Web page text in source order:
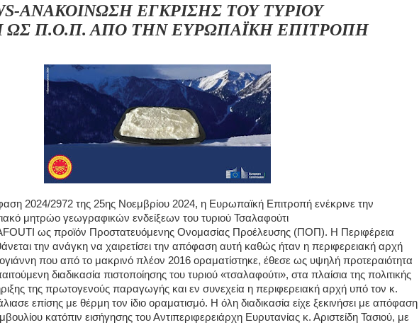
ΑΝΑΚΟΙΝΩΣΗ ΕΓΚΡΙΣΗΣ ΤΟΥ ΤΥΡΙΟΥ
ΩΣ Π.Ο.Π. ΑΠΟ ΤΗΝ ΕΥΡΩΠΑΪΚΗ ΕΠΙΤΡΟΠΗ
2024/2972 της 25ης Νοεμβρίου 2024, η Ευρωπαϊκή Επιτροπή ενέκρινε την
μητρώο γεωγραφικών ενδείξεων του τυριού Τσαλαφούτι
ως προϊόν Προστατευόμενης Ονομασίας Προέλευσης (ΠΟΠ). Η Περιφέρεια
την ανάγκη να χαιρετίσει την απόφαση αυτή καθώς ήταν η περιφερειακή αρχή
που από το μακρινό πλέον 2016 οραματίστηκε, έθεσε ως υψηλή προτεραιότητα
διαδικασία πιστοποίησης του τυριού «τσαλαφούτι», στα πλαίσια της πολιτικής
της πρωτογενούς παραγωγής και εν συνεχεία η περιφερειακή αρχή υπό τον κ.
επίσης με θέρμη τον ίδιο οραματισμό. Η όλη διαδικασία είχε ξεκινήσει με απόφαση
κατόπιν εισήγησης του Αντιπεριφερειάρχη Ευρυτανίας κ. Αριστείδη Τασιού, με